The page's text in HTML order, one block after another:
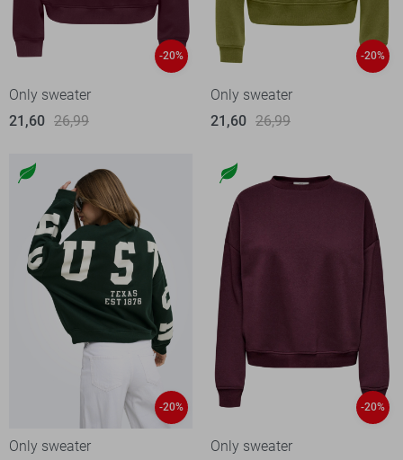
-20%
Only sweater
21,60 26,99
-20%
Only sweater
21,60 26,99
-20%
Only sweater
-20%
Only sweater